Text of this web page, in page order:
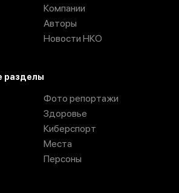
Компании
Авторы
Новости НКО
разделы
Фото репортажи
Здоровье
Киберспорт
Места
Персоны